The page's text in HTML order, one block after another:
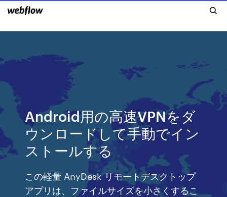
Android用の高速VPNをダ
ウンロードして手動でイン
ストールする
この軽量 AnyDesk リモートデスクトップ
アプリは、ファイルサイズを小さくするこ